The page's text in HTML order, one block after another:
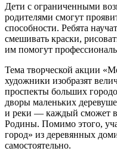
Дети с ограниченными
родителями смогут
способности. Ребята
смешивать краски,
им помогут
Тема творческой акции
художники изобразят
проспекты больших
дворы маленьких
и реки — каждый сможет
Родины. Помимо этого,
город» из деревянных
самостоятельно.